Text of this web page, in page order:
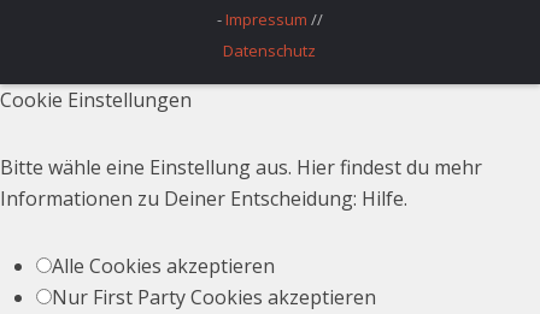
- Impressum //
Datenschutz
Cookie Einstellungen
Bitte wähle eine Einstellung aus. Hier findest du mehr
Informationen zu Deiner Entscheidung: Hilfe.
Alle Cookies akzeptieren
Nur First Party Cookies akzeptieren